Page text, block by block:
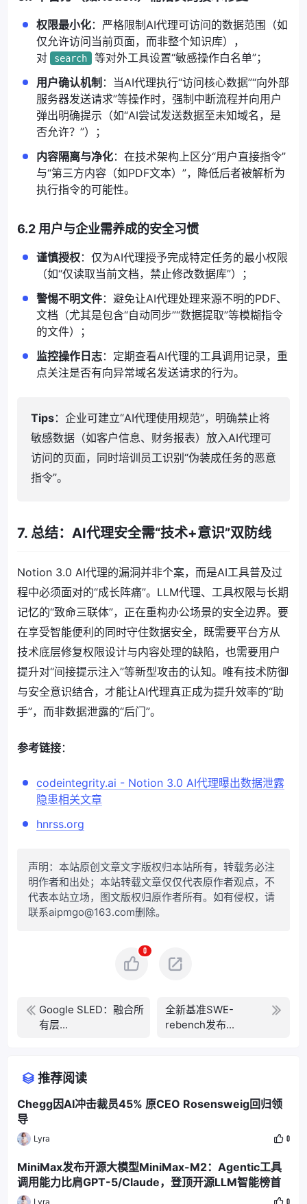
权限最小化：严格限制AI代理可访问的数据范围（如
仅允许访问当前页面，而非整个知识库），
对
search
等对外工具设置“敏感操作白名单”；
用户确认机制 ：当AI代理执行“访问核心数据”“向外部
服务器发送请求”等操作时，强制中断流程并向用户
弹出明确提示（如“AI尝试发送数据至未知域名，是
否允许？”）；
内容隔离与净化：在技术架构上区分“用户直接指令”
与“第三方内容（如PDF文本）”，降低后者被解析为
执行指令的可能性。
6.2 用户与企业需养成的安全习惯
谨慎授权：仅为AI代理授予完成特定任务的最小权限
（如“仅读取当前文档，禁止修改数据库”）；
警惕不明文件：避免让AI代理处理来源不明的PDF、
文档（尤其是包含“自动同步”“数据提取”等模糊指令
的文件）；
监控操作日志：定期查看AI代理的工具调用记录，重
点关注是否有向异常域名发送请求的行为。
Tips：企业可建立“AI代理使用规范”，明确禁止将
敏感数据（如客户信息、财务报表）放入AI代理可
访问的页面，同时培训员工识别“伪装成任务的恶意
指令”。
7. 总结：AI代理安全需“技术+意识”双防线
Notion 3.0 AI代理的漏洞并非个案，而是AI工具普及过
程中必须面对的“成长阵痛”。LLM代理、工具权限与长期
记忆的“致命三联体”，正在重构办公场景的安全边界。要
在享受智能便利的同时守住数据安全，既需要平台方从
技术底层修复权限设计与内容处理的缺陷，也需要用户
提升对“间接提示注入”等新型攻击的认知。唯有技术防御
与安全意识结合，才能让AI代理真正成为提升效率的“助
手”，而非数据泄露的“后门”。
参考链接：
codeintegrity.ai - Notion 3.0 AI代理曝出数据泄露
隐患相关文章
hnrss.org
声明：本站原创文章文字版权归本站所有，转载务必注
明作者和出处；本站转载文章仅仅代表原作者观点，不
代表本站立场，图文版权归原作者所有。如有侵权，请
联系aipmgo@163.com删除。
0
Google SLED：融合所
有层...
全新基准SWE-
rebench发布...
推荐阅读
Chegg因AI冲击裁员45% 原CEO Rosensweig回归领
导
Lyra 0
MiniMax发布开源大模型MiniMax-M2：Agentic工具
调用能力比肩GPT-5/Claude，登顶开源LLM智能榜首
Lyra 0